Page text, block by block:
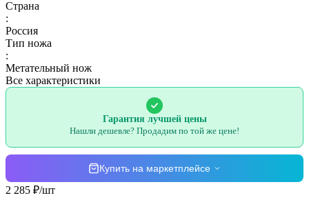
Страна
:
Россия
Тип ножа
:
Метательный нож
Все характеристики
Гарантия лучшей цены
Нашли дешевле? Продадим по той же цене!
Купить на маркетплейсе
2 285 ₽/шт